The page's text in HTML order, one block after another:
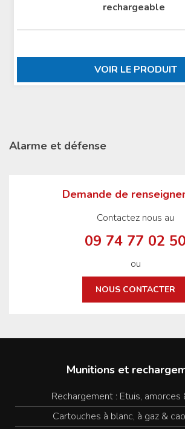
rechargeable
VOIR LE PRODUIT
Alarme et défense
Demande de
Contactez nous au
09 74 77 02 50
ou
NOUS CONTACTER
Munitions et
Rechargement : Etuis, amorces
Cartouches à blanc, à gaz &